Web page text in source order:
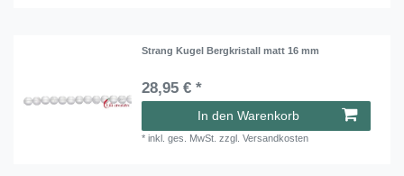
Strang Kugel Bergkristall matt 16 mm
28,95 € *
In den Warenkorb
*inkl. ges. MwSt. zzgl.Versandkosten